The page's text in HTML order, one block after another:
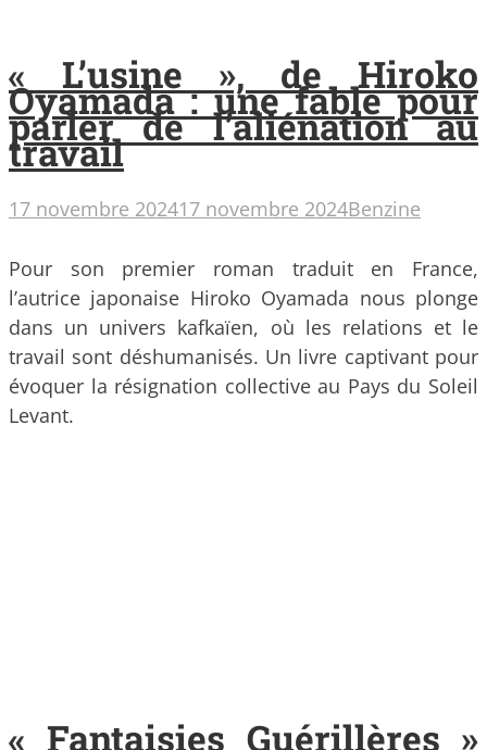
« L’usine », de Hiroko
Oyamada : une fable pour
parler de l’aliénation au
travail
17 novembre 202417 novembre 2024Benzine
Pour son premier roman traduit en France,
l’autrice japonaise Hiroko Oyamada nous plonge
dans un univers kafkaïen, où les relations et le
travail sont déshumanisés. Un livre captivant pour
évoquer la résignation collective au Pays du Soleil
Levant.
« Fantaisies Guérillères »